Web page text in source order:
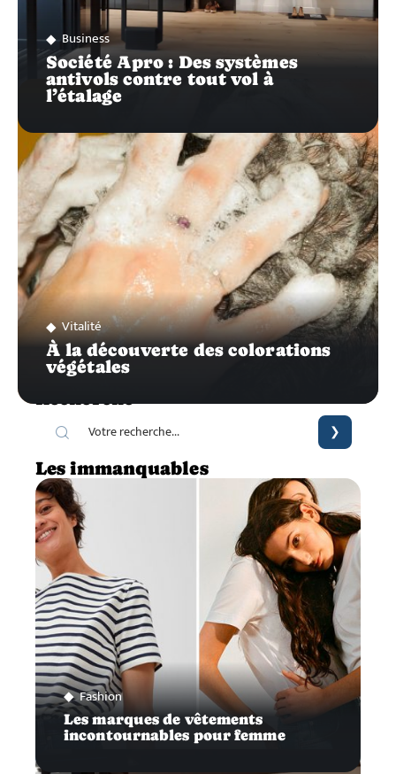
Business
Société Apro : Des systèmes
antivols contre tout vol à
l’étalage
Vitalité
À la découverte des colorations
végétales
Recherche
Les immanquables
Fashion
Les marques de vêtements
incontournables pour femme